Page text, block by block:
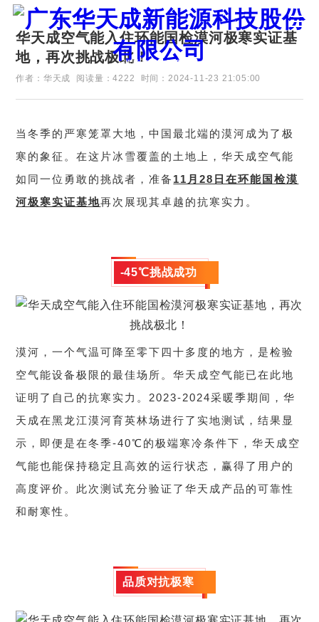
证券代码：835751
华天成空气能入住环能国检漠河极寒实证基
地，再次挑战极北！
作者：华天成 阅读量：4222 时间：2024-11-23 21:05:00
当冬季的严寒笼罩大地，中国最北端的漠河成为了极
寒的象征。在这片冰雪覆盖的土地上，华天成空气能
如同一位勇敢的挑战者，准备 11月28日在环能国检漠
河极寒实证基地再次展现其卓越的抗寒实力。
-45℃挑战成功
漠河，一个气温可降至零下四十多度的地方，是检验
空气能设备极限的最佳场所。华天成空气能已在此地
证明了自己的抗寒实力。2023-2024采暖季期间，华
天成在黑龙江漠河育英林场进行了实地测试，结果显
示，即便是在冬季-40℃的极端寒冷条件下，华天成空
气能也能保持稳定且高效的运行状态，赢得了用户的
高度评价。此次测试充分验证了华天成产品的可靠性
和耐寒性。
品质对抗极寒